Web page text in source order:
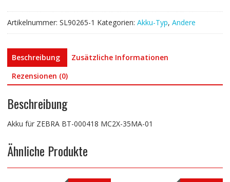
Artikelnummer: SL90265-1 Kategorien: Akku-Typ, Andere
Beschreibung
Zusätzliche Informationen
Rezensionen (0)
Beschreibung
Akku für ZEBRA BT-000418 MC2X-35MA-01
Ähnliche Produkte